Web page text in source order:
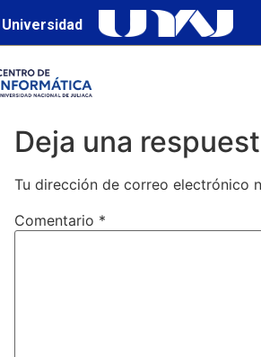
Universidad
Deja una
Tu dirección de correo electrónico
Comentario *